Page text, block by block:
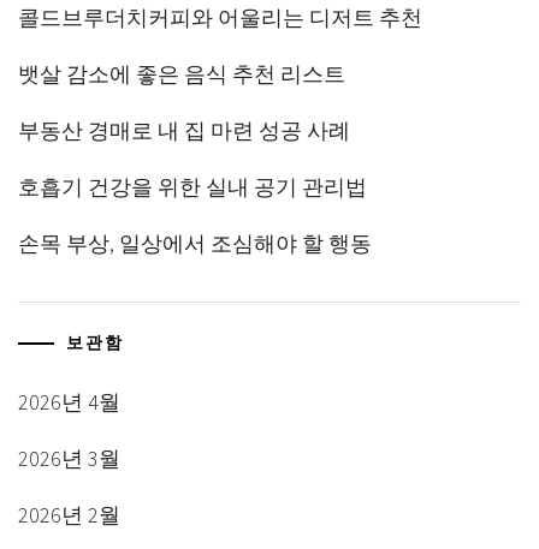
콜드브루더치커피와 어울리는 디저트 추천
뱃살 감소에 좋은 음식 추천 리스트
부동산 경매로 내 집 마련 성공 사례
호흡기 건강을 위한 실내 공기 관리법
손목 부상, 일상에서 조심해야 할 행동
보관함
2026년 4월
2026년 3월
2026년 2월